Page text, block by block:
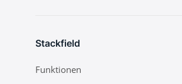
Stackfield
Funktionen